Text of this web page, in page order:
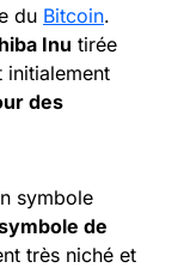
du Bitcoin.
Inu tirée
initialement
des
symbole
de
très niché et